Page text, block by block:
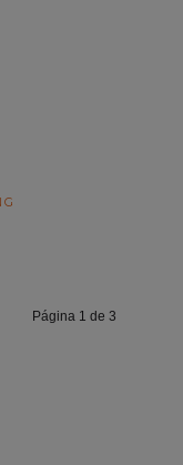
Página 1 de 3